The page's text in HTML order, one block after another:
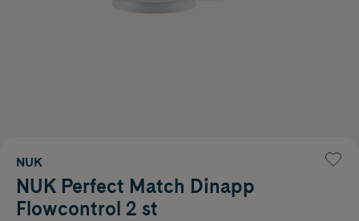
NUK
NUK Perfect Match Dinapp
Flowcontrol 2 st